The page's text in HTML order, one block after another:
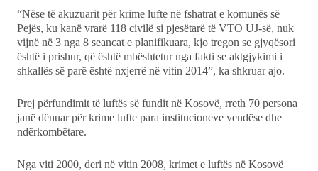
“Nëse të akuzuarit për krime lufte në fshatrat e komunës së
Pejës, ku kanë vrarë 118 civilë si pjesëtarë të VTO UJ-së, nuk
vijnë në 3 nga 8 seancat e planifikuara, kjo tregon se gjyqësori
është i prishur, që është mbështetur nga fakti se aktgjykimi i
shkallës së parë është nxjerrë në vitin 2014”, ka shkruar ajo.
Prej përfundimit të luftës së fundit në Kosovë, rreth 70 persona
janë dënuar për krime lufte para institucioneve vendëse dhe
ndërkombëtare.
Nga viti 2000, deri në vitin 2008, krimet e luftës në Kosovë